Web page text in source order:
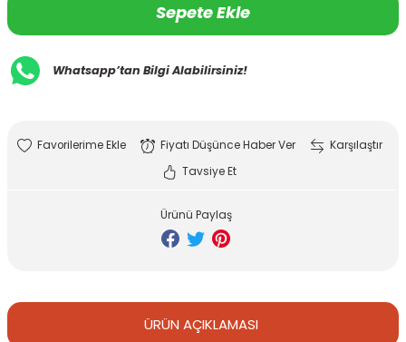
Sepete Ekle
Whatsapp’tan Bilgi Alabilirsiniz!
Fiyatı Düşünce Haber Ver
Karşılaştır
Tavsiye Et
Ürünü Paylaş
ÜRÜN AÇIKLAMASI